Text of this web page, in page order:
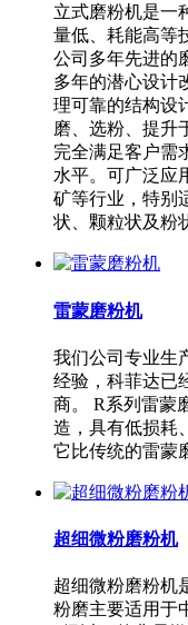
立式磨粉机是一
量低、耗能高等
公司多年先进的
多年的潜心设计
理可靠的结构设
磨、选粉、提升
完全满足客户需
水平。可广泛应
矿等行业，特别
状、颗粒状及粉
雷蒙磨粉机
我们公司专业生
经验，科菲达已
商。 R系列雷蒙
造，具有低损耗
它比传统的雷蒙
超细微粉磨粉机
超细微粉磨粉机
粉磨主要适用于